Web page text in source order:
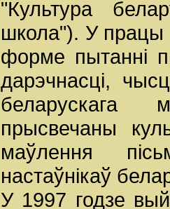
"Культура
школа"). У працы
форме пытанні
дарэчнасці,
беларускага
прысвечаны
маўлення
настаўнікаў
У 1997 годзе